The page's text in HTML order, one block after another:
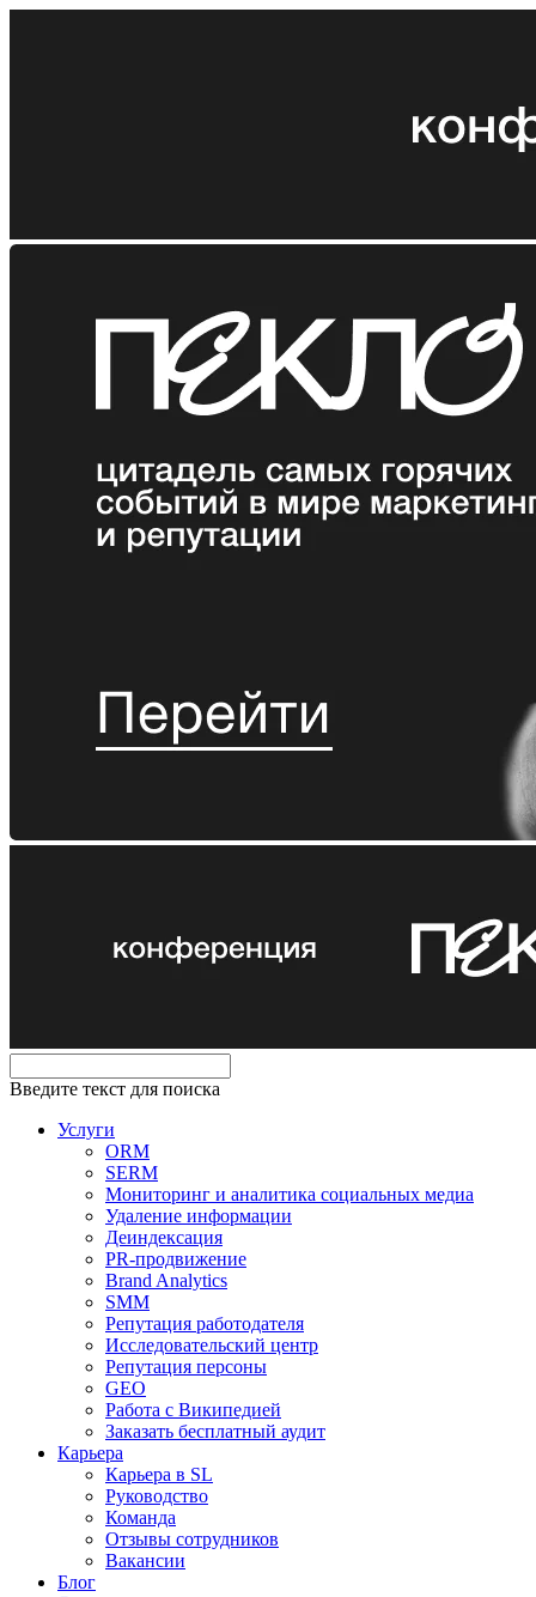
Введите текст для поиска
Услуги
ORM
SERM
Мониторинг и аналитика социальных медиа
Удаление информации
Деиндексация
PR-продвижение
Brand Analytics
SMM
Репутация работодателя
Исследовательский центр
Репутация персоны
GEO
Работа с Википедией
Заказать бесплатный аудит
Карьера
Карьера в SL
Руководство
Команда
Отзывы сотрудников
Вакансии
Блог